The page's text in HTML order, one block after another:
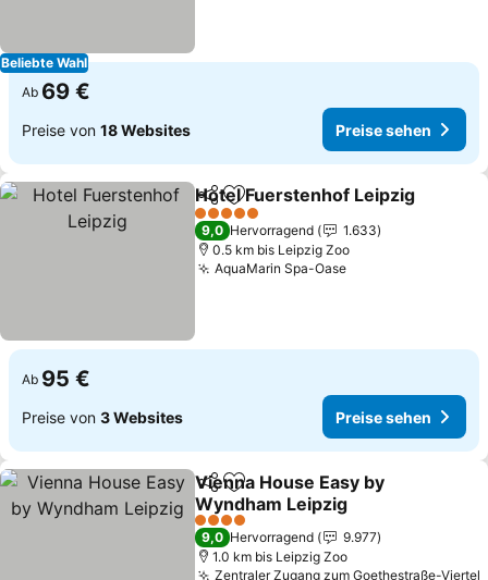
Beliebte Wahl
Ab 69 €
Preise von 18 Websites Preise sehen
TeilenZu Favoriten hinzufügen
Hotel Fuerstenhof Leipzig
5 Sterne
9,0 Hervorragend
1.633
0.5 km bis Leipzig Zoo
AquaMarin Spa-OasePreise sehen
Ab 95 €
Preise von 3 Websites Preise sehen
TeilenZu Favoriten hinzufügen
Vienna House Easy by
Wyndham Leipzig
Preise sehen
4 Sterne
9,0 Hervorragend
9.977
1.0 km bis Leipzig Zoo
Zentraler Zugang zum Goethestraße-Viertel